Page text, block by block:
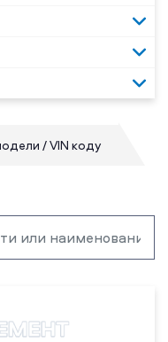
/ VIN коду